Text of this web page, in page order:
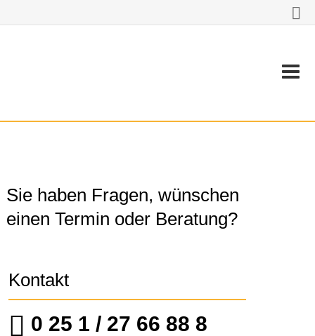
Sie haben Fragen, wünschen
einen Termin oder Beratung?
Kontakt
0 25 1 / 27 66 88 8